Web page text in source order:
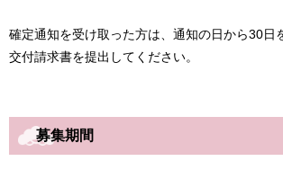
確定通知を受け取った方は、通知の日から30日
交付請求書を提出してください。
募集期間